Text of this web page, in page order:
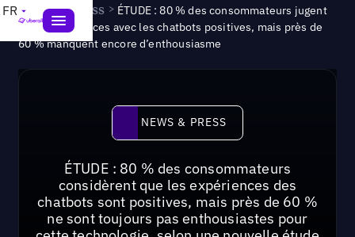
FR News & Press > ÉTUDE : 80 % des consommateurs jugent
leurs expériences avec les chatbots positives, mais près de
60 % manquent encore d’enthousiasme
News & Press
NEWS & PRESS
ÉTUDE : 80 % des consommateurs
considèrent que les expériences des
chatbots sont positives, mais près de 60 %
ne sont toujours pas enthousiastes pour